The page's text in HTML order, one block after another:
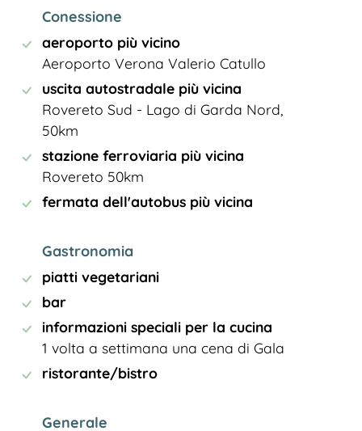
Conessione
aeroporto più vicino
Aeroporto Verona Valerio Catullo
uscita autostradale più vicina
Rovereto Sud - Lago di Garda Nord,
50km
stazione ferroviaria più vicina
Rovereto 50km
fermata dell'autobus più vicina
Gastronomia
piatti vegetariani
bar
informazioni speciali per la cucina
1 volta a settimana una cena di Gala
ristorante/bistro
Generale